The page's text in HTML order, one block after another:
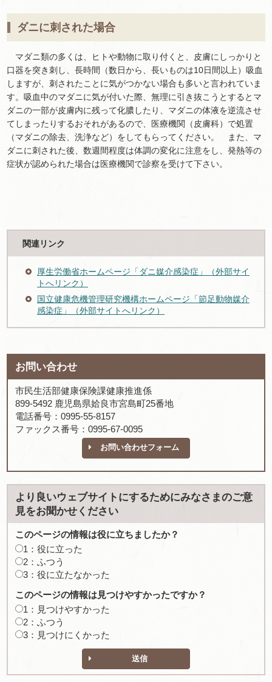
ダニに刺された場合
マダニ類の多くは、ヒトや動物に取り付くと、皮膚にしっかりと
口器を突き刺し、長時間（数日から、長いものは10日間以上）吸血
しますが、刺されたことに気がつかない場合も多いと言われていま
す。吸血中のマダニに気が付いた際、無理に引き抜こうとするとマ
ダニの一部が皮膚内に残って化膿したり、マダニの体液を逆流させ
てしまったりするおそれがあるので、医療機関（皮膚科）で処置
（マダニの除去、洗浄など）をしてもらってください。 また、マ
ダニに刺された後、数週間程度は体調の変化に注意をし、発熱等の
症状が認められた場合は医療機関で診察を受けて下さい。
関連リンク
厚生労働省ホームページ「ダニ媒介感染症」（外部サイ
トへリンク）
国立健康危機管理研究機構ホームページ「節足動物媒介
感染症」（外部サイトへリンク）
お問い合わせ
市民生活部健康保険課健康推進係
899-5492 鹿児島県姶良市宮島町25番地
電話番号：0995-55-8157
ファックス番号：0995-67-0095
お問い合わせフォーム
より良いウェブサイトにするためにみなさまのご意
見をお聞かせください
このページの情報は役に立ちましたか？
1：役に立った
2：ふつう
3：役に立たなかった
このページの情報は見つけやすかったですか？
1：見つけやすかった
2：ふつう
3：見つけにくかった
送信